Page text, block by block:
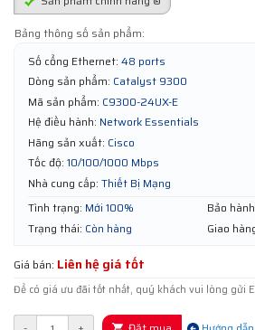
Bảng thông số sản phẩm:
Số cổng Ethernet: 48 ports
Dòng sản phẩm: Catalyst 9300
Mã sản phẩm: C9300-24UX-E
Hệ điều hành: Network Essentials
Hãng sản xuất: Cisco
Tốc độ: 10/100/1000 Mbps
Nhà cung cấp: Thiết Bị Mạng
Tình trạng: Mới 100% Bảo
Trạng thái: Còn hàng Giao
Giá bán: Liên hệ giá tốt
Để có giá ưu đãi tốt nhất, quý khách vui lòng gửi